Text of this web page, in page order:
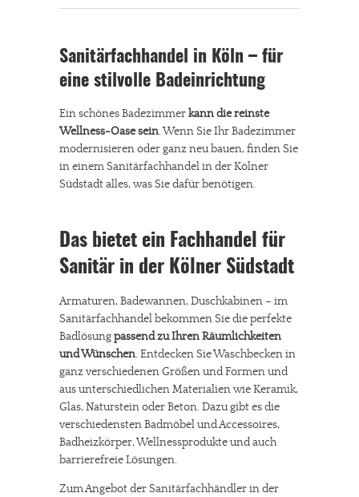
Sanitärfachhandel in Köln – für
eine stilvolle Badeinrichtung
Ein schönes Badezimmerkann die reinste
Wellness-Oase sein. Wenn Sie Ihr Badezimmer
modernisieren oder ganz neu bauen, finden Sie
in einem Sanitärfachhandel in der Kölner
Südstadt alles, was Sie dafür benötigen.
Das bietet ein Fachhandel für
Sanitär in der Kölner Südstadt
Armaturen, Badewannen, Duschkabinen – im
Sanitärfachhandel bekommen Sie die perfekte
Badlösungpassend zu Ihren Räumlichkeiten
und Wünschen. Entdecken Sie Waschbecken in
ganz verschiedenen Größen und Formen und
aus unterschiedlichen Materialien wie Keramik,
Glas, Naturstein oder Beton. Dazu gibt es die
verschiedensten Badmöbel und Accessoires,
Badheizkörper, Wellnessprodukte und auch
barrierefreie Lösungen.
Zum Angebot der Sanitärfachhändler in der